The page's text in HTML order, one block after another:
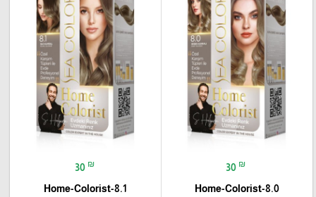
30 ₪
Home-Colorist-8.0
30 ₪
Home-Colorist-8.1